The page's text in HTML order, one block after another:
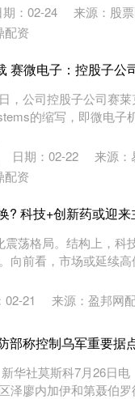
期：02-24
来源：股
配资
赛微电子：控股子公
，公司控股子公司赛
的缩写，即微电子
日期：02-22
来源：
配资
? 科技+创新药或迎来
震荡格局。结构上，
向前看，市场或延续
02-21 来源：盈邦网
部称控制乌军重要据
华社莫斯科7月26日
泽廖内加伊和第聂伯